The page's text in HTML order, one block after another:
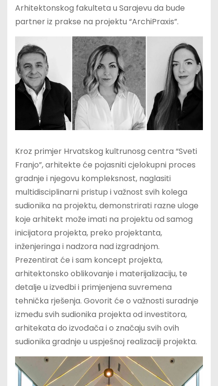
Arhitektonskog fakulteta u Sarajevu da bude
partner iz prakse na projektu “ArchiPraxis”.
Kroz primjer Hrvatskog kultrunosg centra “Sveti
Franjo”, arhitekte će pojasniti cjelokupni proces
gradnje i njegovu kompleksnost, naglasiti
multidisciplinarni pristup i važnost svih kolega
sudionika na projektu, demonstrirati razne uloge
koje arhitekt može imati na projektu od samog
inicijatora projekta, preko projektanta,
inženjeringa i nadzora nad izgradnjom.
Prezentirat će i sam koncept projekta,
arhitektonsko oblikovanje i materijalizaciju, te
detalje u izvedbi i primjenjena suvremena
tehnička rješenja. Govorit će o važnosti suradnje
između svih sudionika projekta od investitora,
arhitekata do izvođača i o značaju svih ovih
sudionika gradnje u uspješnoj realizaciji projekta.